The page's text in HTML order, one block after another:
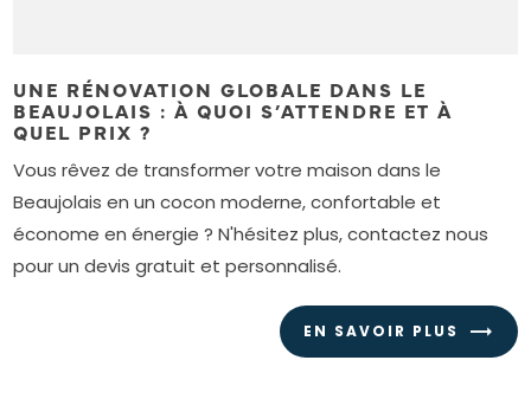
UNE RÉNOVATION GLOBALE DANS LE
BEAUJOLAIS : À QUOI S’ATTENDRE ET À
QUEL PRIX ?
Vous rêvez de transformer votre maison dans le
Beaujolais en un cocon moderne, confortable et
économe en énergie ? N'hésitez plus, contactez nous
pour un devis gratuit et personnalisé.
EN SAVOIR PLUS